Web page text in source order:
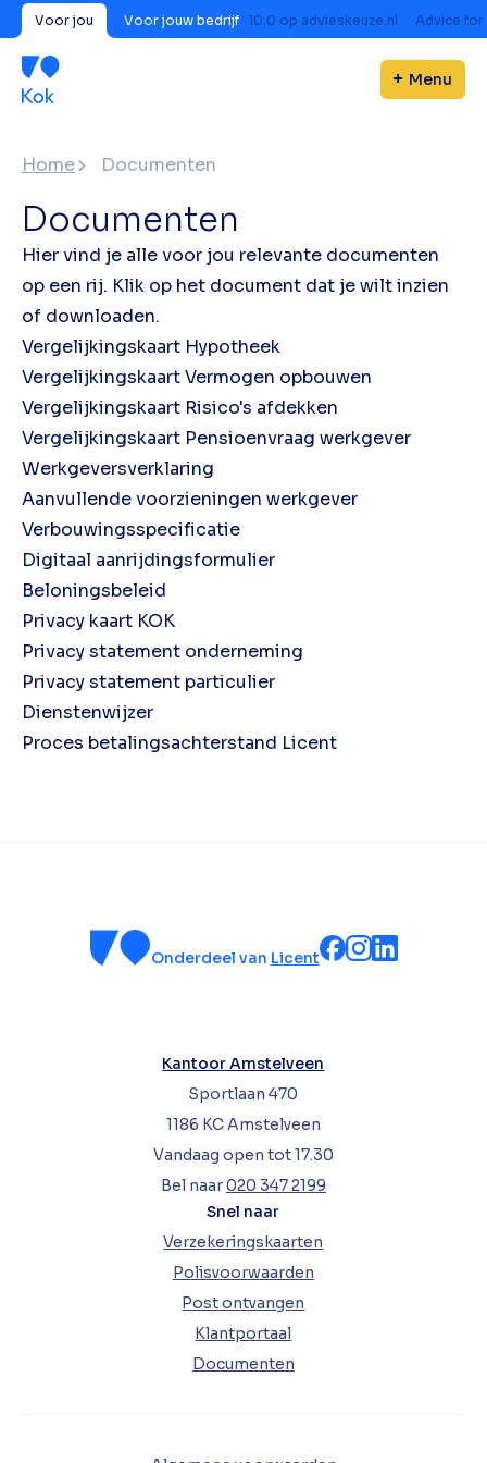
Voor jou Voor jouw bedrijf 10.0 op advieskeuze.nl Advice for
Menu
Home Documenten
Documenten
Hier vind je alle voor jou relevante documenten
op een rij. Klik op het document dat je wilt inzien
of downloaden.
Vergelijkingskaart Hypotheek
Vergelijkingskaart Vermogen opbouwen
Vergelijkingskaart Risico's afdekken
Vergelijkingskaart Pensioenvraag werkgever
Werkgeversverklaring
Aanvullende voorzieningen werkgever
Verbouwingsspecificatie
Digitaal aanrijdingsformulier
Beloningsbeleid
Privacy kaart KOK
Privacy statement onderneming
Privacy statement particulier
Dienstenwijzer
Proces betalingsachterstand Licent
Onderdeel van Licent
Kantoor Amstelveen
Sportlaan 470
1186 KC Amstelveen
Vandaag open tot 17.30
Bel naar020 347 2199
Snel naar
Verzekeringskaarten
Polisvoorwaarden
Post ontvangen
Klantportaal
Documenten